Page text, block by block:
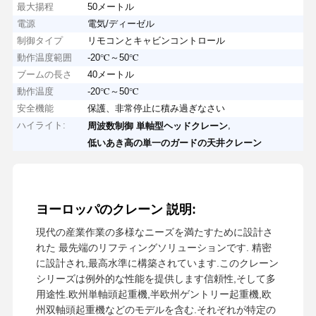
最大揚程
50メートル
電源
電気/ディーゼル
制御タイプ
リモコンとキャビンコントロール
動作温度範囲
-20℃～50℃
ブームの長さ
40メートル
動作温度
-20℃～50℃
安全機能
保護、非常停止に積み過ぎなさい
ハイライト:
周波数制御 単軸型ヘッドクレーン
低いあき高の単一のガードの天井クレーン
ヨーロッパのクレーン 説明:
現代の産業作業の多様なニーズを満たすために設計さ
れた 最先端のリフティングソリューションです. 精密
に設計され,最高水準に構築されています.このクレーン
シリーズは例外的な性能を提供します信頼性,そして多
用途性.欧州単軸頭起重機,半欧州ゲントリー起重機,欧
州双軸頭起重機などのモデルを含む.それぞれが特定の